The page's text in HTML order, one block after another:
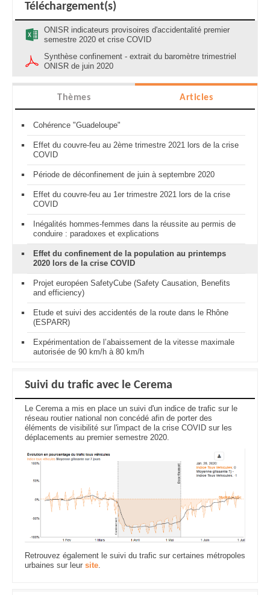
Téléchargement(s)
ONISR indicateurs provisoires d'accidentalité premier
semestre 2020 et crise COVID
Synthèse confinement - extrait du baromètre trimestriel
ONISR de juin 2020
Thèmes Articles
Cohérence "Guadeloupe"
Effet du couvre-feu au 2ème trimestre 2021 lors de la crise
COVID
Période de déconfinement de juin à septembre 2020
Effet du couvre-feu au 1er trimestre 2021 lors de la crise
COVID
Inégalités hommes-femmes dans la réussite au permis de
conduire : paradoxes et explications
Effet du confinement de la population au printemps
2020 lors de la crise COVID
Projet européen SafetyCube (Safety Causation, Benefits
and efficiency)
Etude et suivi des accidentés de la route dans le Rhône
(ESPARR)
Expérimentation de l’abaissement de la vitesse maximale
autorisée de 90 km/h à 80 km/h
Suivi du trafic avec le Cerema
Le Cerema a mis en place un suivi d'un indice de trafic sur le
réseau routier national non concédé afin de porter des
éléments de visibilité sur l'impact de la crise COVID sur les
déplacements au premier semestre 2020.
Retrouvez également le suivi du trafic sur certaines métropoles
urbaines sur leur site.